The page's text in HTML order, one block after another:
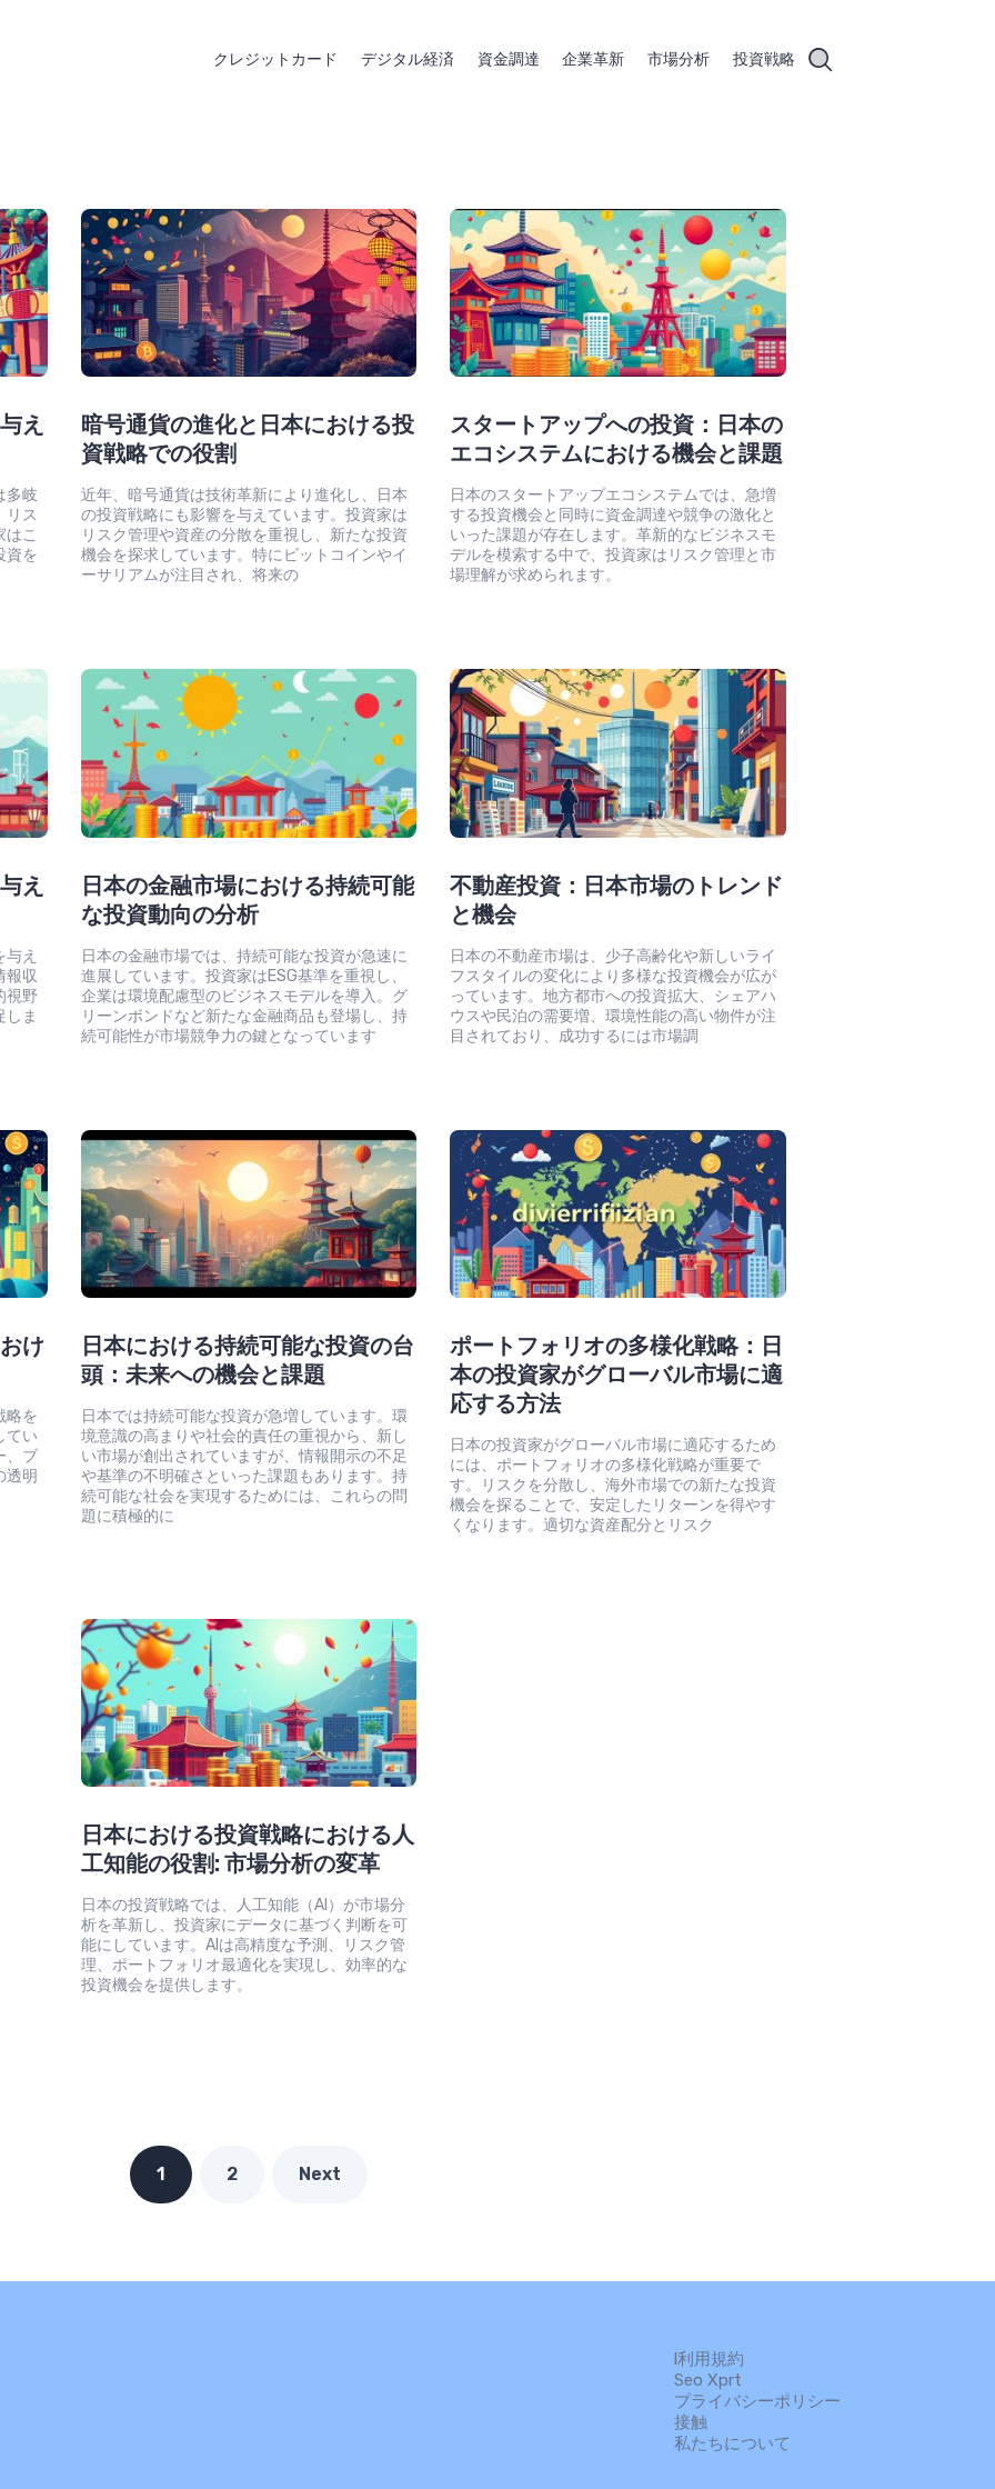
クレジットカード デジタル経済 資金調達 企業革新 市場分析 投資戦略
え
多岐
リス
こ
資を
暗号通貨の進化と日本における投
資戦略での役割
近年、暗号通貨は技術革新により進化し、日本
の投資戦略にも影響を与えています。投資家は
リスク管理や資産の分散を重視し、新たな投資
機会を探求しています。特にビットコインやイ
ーサリアムが注目され、将来の
スタートアップへの投資：日本の
エコシステムにおける機会と課題
日本のスタートアップエコシステムでは、急増
する投資機会と同時に資金調達や競争の激化と
いった課題が存在します。革新的なビジネスモ
デルを模索する中で、投資家はリスク管理と市
場理解が求められます。
え
え
報収
視野
しま
日本の金融市場における持続可能
な投資動向の分析
日本の金融市場では、持続可能な投資が急速に
進展しています。投資家はESG基準を重視し、
企業は環境配慮型のビジネスモデルを導入。グ
リーンボンドなど新たな金融商品も登場し、持
続可能性が市場競争力の鍵となっています
不動産投資：日本市場のトレンド
と機会
日本の不動産市場は、少子高齢化や新しいライ
フスタイルの変化により多様な投資機会が広が
っています。地方都市への投資拡大、シェアハ
ウスや民泊の需要増、環境性能の高い物件が注
目されており、成功するには市場調
け
略を
てい
、ブ
透明
日本における持続可能な投資の台
頭：未来への機会と課題
日本では持続可能な投資が急増しています。環
境意識の高まりや社会的責任の重視から、新し
い市場が創出されていますが、情報開示の不足
や基準の不明確さといった課題もあります。持
続可能な社会を実現するためには、これらの問
題に積極的に
ポートフォリオの多様化戦略：日
本の投資家がグローバル市場に適
応する方法
日本の投資家がグローバル市場に適応するため
には、ポートフォリオの多様化戦略が重要で
す。リスクを分散し、海外市場での新たな投資
機会を探ることで、安定したリターンを得やす
くなります。適切な資産配分とリスク
日本における投資戦略における人
工知能の役割: 市場分析の変革
日本の投資戦略では、人工知能（AI）が市場分
析を革新し、投資家にデータに基づく判断を可
能にしています。AIは高精度な予測、リスク管
理、ポートフォリオ最適化を実現し、効率的な
投資機会を提供します。
1 2 Next
l利用規約
Seo Xprt
プライバシーポリシー
接触
私たちについて